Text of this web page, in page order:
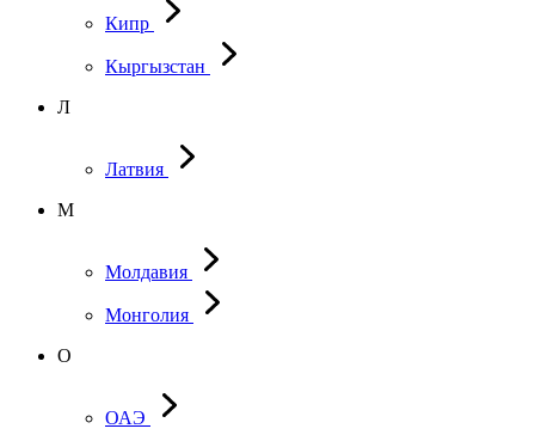
Кипр
Кыргызстан
Л
Латвия
М
Молдавия
Монголия
О
ОАЭ